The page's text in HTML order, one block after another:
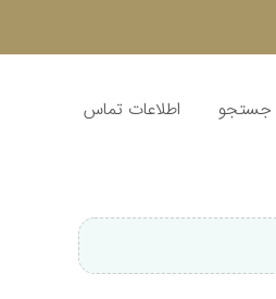
جستجو اطلاعات تماس